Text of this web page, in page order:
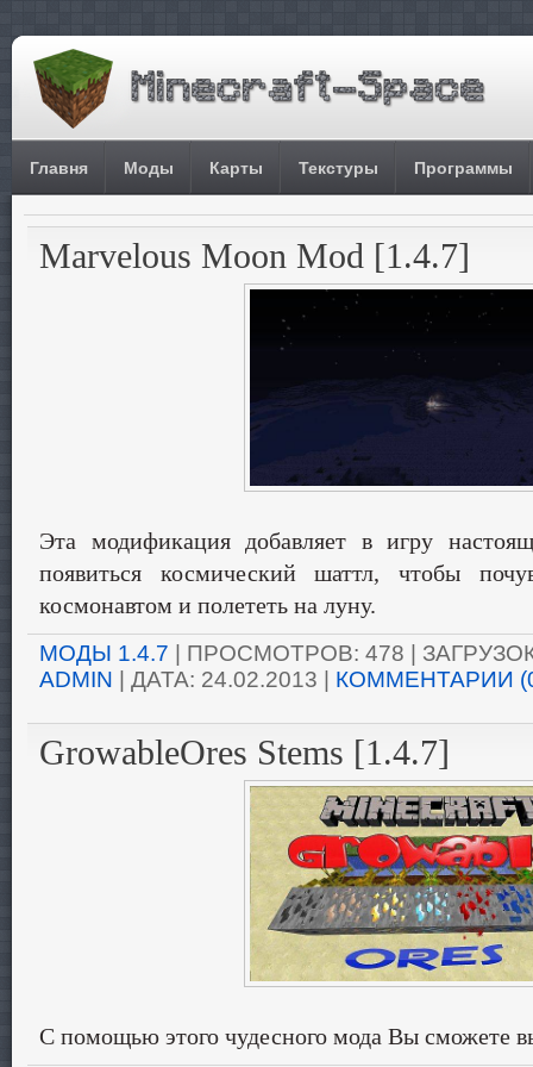
Главня Моды Карты Текстуры Программы
Marvelous Moon Mod [1.4.7]
Эта модификация добавляет в игру
появиться космический шаттл, чтобы
космонавтом и полететь на луну.
МОДЫ 1.4.7 | ПРОСМОТРОВ: 478 |
ADMIN | ДАТА: 24.02.2013 КОММЕНТАРИИ
GrowableOres Stems [1.4.7]
С помощью этого чудесного мода Вы сможете